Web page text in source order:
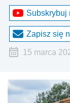
Subskrybuj
Zapisz się
15 marca